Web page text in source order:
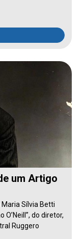
um Artigo
Sílvia Betti
do diretor,
Ruggero